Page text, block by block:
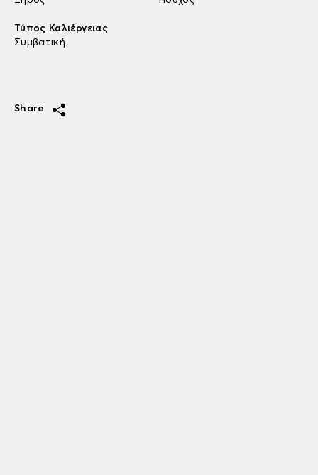
Τύπος Καλιέργειας
Συμβατική
Share